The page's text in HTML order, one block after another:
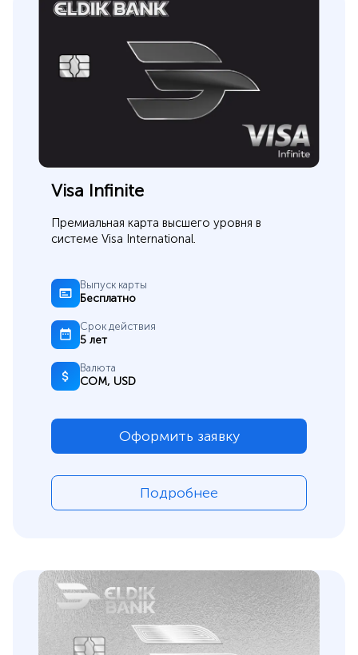
Visa Infinite
Премиальная карта высшего уровня в
системе Visa International.
Выпуск карты
Бесплатно
Срок действия
5 лет
Валюта
СОМ, USD
Оформить заявку
Подробнее